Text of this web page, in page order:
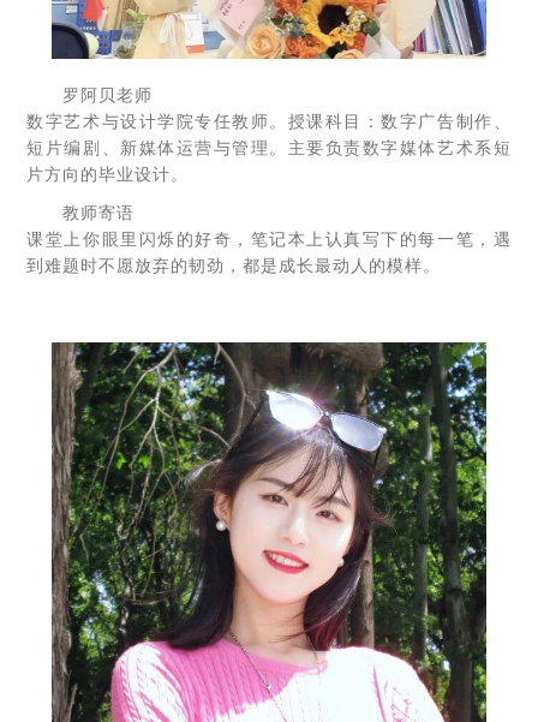
罗阿贝老师
数字艺术与设计学院专任教师。授课科目：数字广告制作、
短片编剧、新媒体运营与管理。主要负责数字媒体艺术系短
片方向的毕业设计。
教师寄语
课堂上你眼里闪烁的好奇，笔记本上认真写下的每一笔，遇
到难题时不愿放弃的韧劲，都是成长最动人的模样。